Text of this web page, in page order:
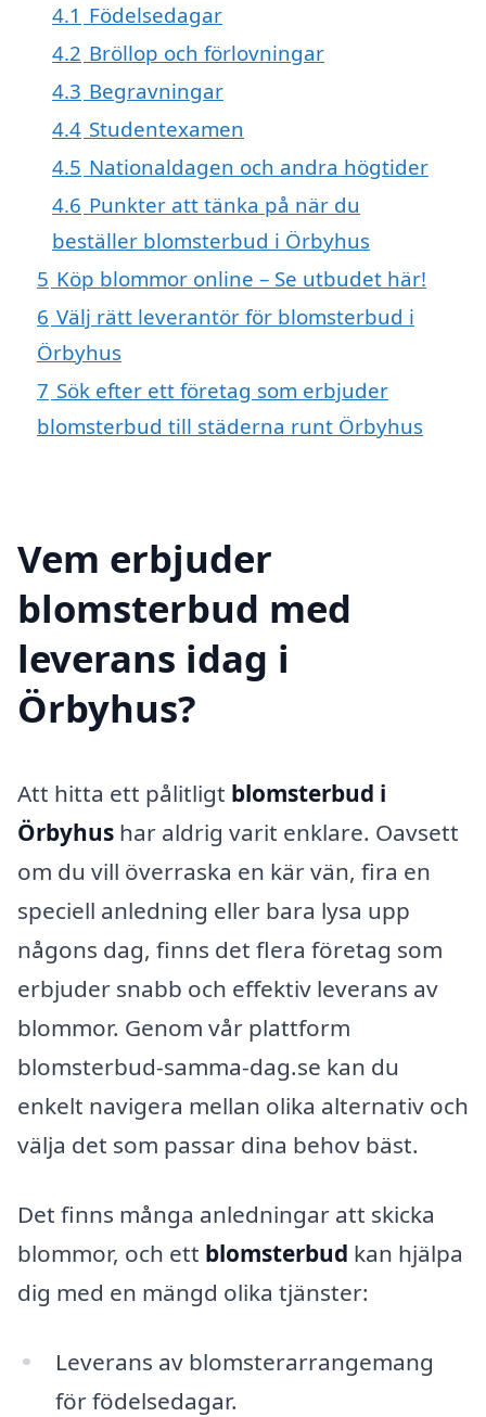
4.1 Födelsedagar
4.2 Bröllop och förlovningar
4.3 Begravningar
4.4 Studentexamen
4.5 Nationaldagen och andra högtider
4.6 Punkter att tänka på när du
beställer blomsterbud i Örbyhus
5 Köp blommor online – Se utbudet här!
6 Välj rätt leverantör för blomsterbud i
Örbyhus
7 Sök efter ett företag som erbjuder
blomsterbud till städerna runt Örbyhus
Vem erbjuder
blomsterbud med
leverans idag i
Örbyhus?
Att hitta ett pålitligt blomsterbud i
Örbyhus har aldrig varit enklare. Oavsett
om du vill överraska en kär vän, fira en
speciell anledning eller bara lysa upp
någons dag, finns det flera företag som
erbjuder snabb och effektiv leverans av
blommor. Genom vår plattform
blomsterbud-samma-dag.se kan du
enkelt navigera mellan olika alternativ och
välja det som passar dina behov bäst.
Det finns många anledningar att skicka
blommor, och ett blomsterbud kan hjälpa
dig med en mängd olika tjänster:
Leverans av blomsterarrangemang
för födelsedagar.